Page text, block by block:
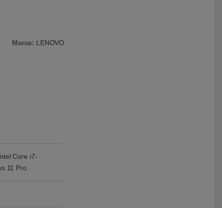
Marca: LENOVO
Core i7-
11 Pro